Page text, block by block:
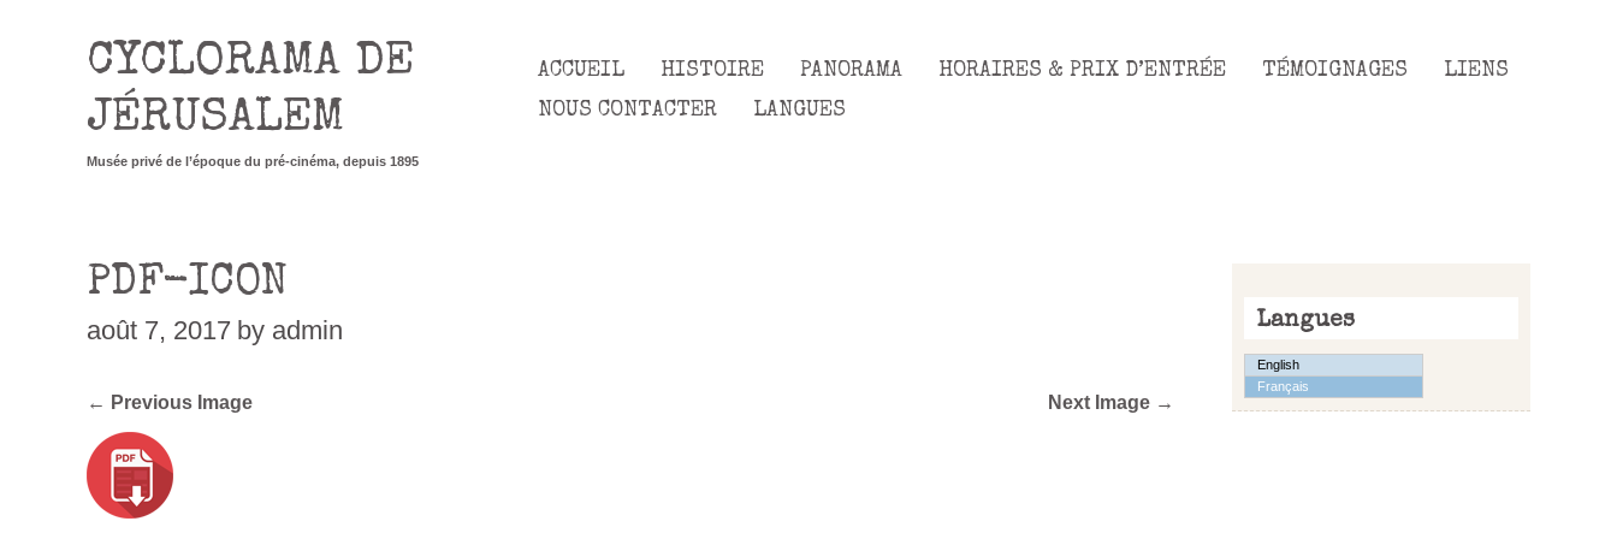
ACCUEIL HISTOIRE PANORAMA HORAIRES & PRIX D’ENTRÉE TÉMOIGNAGES
LIENS
NOUS CONTACTER
LANGUES
CYCLORAMA DE
JÉRUSALEM
Musée privé de l’époque du pré-cinéma, depuis 1895
PDF-ICON
août 7, 2017 by admin
← Previous Image Next Image →
Langues
English
Français